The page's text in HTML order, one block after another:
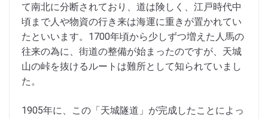
て南北に分断されており、道は険しく、江戸時代中
頃まで人や物資の行き来は海運に重きが置かれてい
たといいます。1700年頃から少しずつ増えた人馬の
往来の為に、街道の整備が始まったのですが、天城
山の峠を抜けるルートは難所として知られていまし
た。
1905年に、この「天城隧道」が完成したことによっ